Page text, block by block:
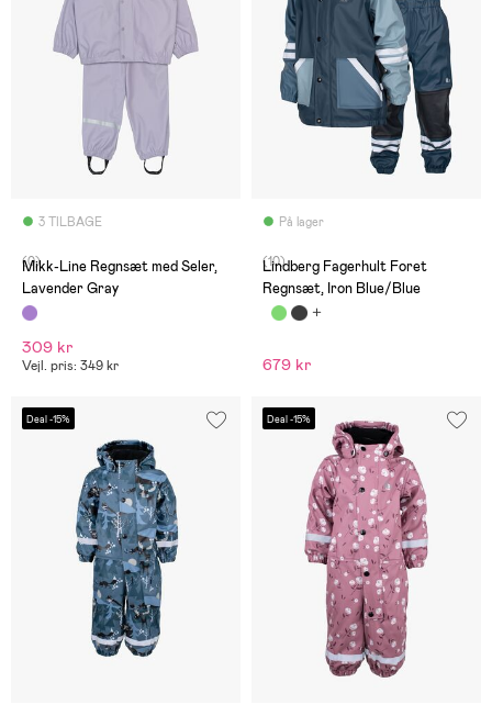
3 TILBAGE
(0)
Mikk-Line Regnsæt med Seler,
Lavender Gray
309 kr
Vejl. pris: 349 kr
På lager
(10)
Lindberg Fagerhult Foret
Regnsæt, Iron Blue/Blue
679 kr
Deal -15% Deal -15%